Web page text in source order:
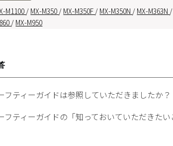
M1100 / MX-M350 / MX-M350F / MX-M350N / MX-M363N /
/ MX-M950
フティーガイドは参照していただきましたか？
フティーガイドの「知っておいていただきたい